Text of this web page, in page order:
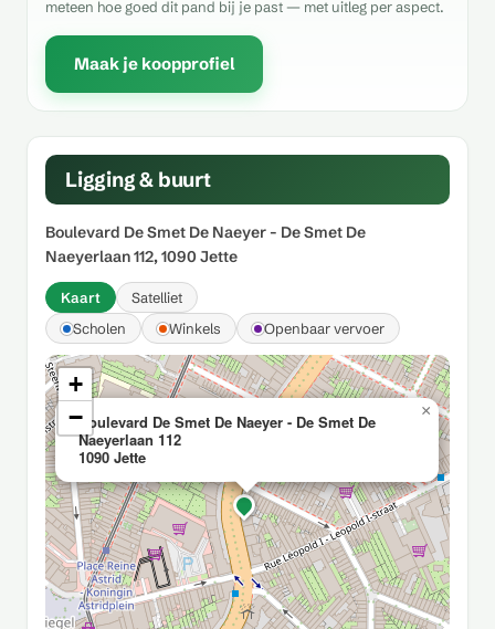
meteen hoe goed dit pand bij je past — met uitleg per aspect.
Maak je koopprofiel
Ligging & buurt
Boulevard De Smet De Naeyer - De Smet De
Naeyerlaan 112, 1090 Jette
Kaart
Satelliet
Scholen
Winkels Openbaar vervoer
Boulevard De Smet De Naeyer - De Smet De
Naeyerlaan 112
1090 Jette
×
+
−